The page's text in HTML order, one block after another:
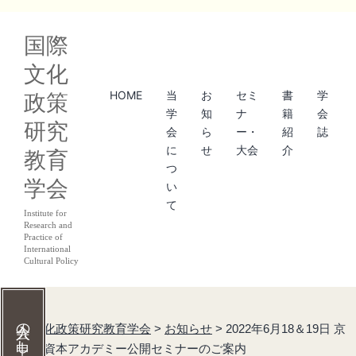
国際
文化
政策
研究
教育
学会
Institute for
Research and
Practice of
International
Cultural Policy
HOME
当
学
会
に
つ
い
て
お
知
ら
せ
セミ
ナ
ー・
大会
書
籍
紹
介
学
会
誌
国際文化政策研究教育学会 > お知らせ > 2022年6月18＆19日 京
都文化資本アカデミー公開セミナーのご案内